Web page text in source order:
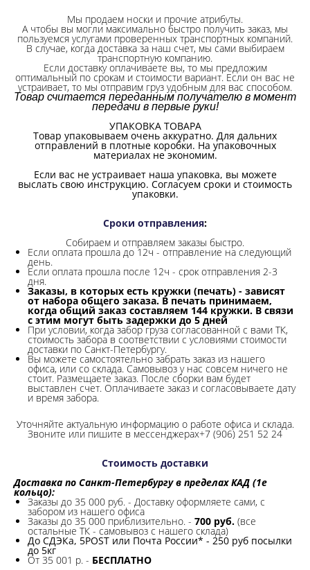
Мы продаем носки и прочие атрибуты.
А чтобы вы могли максимально быстро получить заказ, мы
пользуемся услугами проверенных транспортных компаний.
В случае, когда доставка за наш счет, мы сами выбираем
транспортную компанию.
Если доставку оплачиваете вы, то мы предложим
оптимальный по срокам и стоимости вариант. Если он вас не
устраивает, то мы отправим груз удобным для вас способом.
Товар считается переданным получателю в момент
передачи в первые руки!
УПАКОВКА ТОВАРА
Товар упаковываем очень аккуратно. Для дальних
отправлений в плотные коробки. На упаковочных
материалах не экономим.
Если вас не устраивает наша упаковка, вы можете
выслать свою инструкцию. Согласуем сроки и стоимость
упаковки.
Сроки отправления:
Собираем и отправляем заказы быстро.
Если оплата прошла до 12ч - отправление на следующий
день.
Если оплата прошла после 12ч - срок отправления 2-3
дня.
Заказы, в которых есть кружки (печать) - зависят
от набора общего заказа. В печать принимаем,
когда общий заказ составляем 144 кружки. В связи
с этим могут быть задержки до 5 дней
При условии, когда забор груза согласованной с вами ТК,
стоимость забора в соответствии с условиями стоимости
доставки по Санкт-Петербургу.
Вы можете самостоятельно забрать заказ из нашего
офиса, или со склада. Самовывоз у нас совсем ничего не
стоит. Размещаете заказ. После сборки вам будет
выставлен счет. Оплачиваете заказ и согласовываете дату
и время забора.
Уточняйте актуальную информацию о работе офиса и склада.
Звоните или пишите в мессенджерах+7 (906) 251 52 24
Стоимость доставки
Доставка по Санкт-Петербургу в пределах КАД (1е
кольцо):
Заказы до 35 000 руб. - Доставку оформляете сами, с
забором из нашего офиса
Заказы до 35 000 приблизительно. - 700 руб. (все
остальные ТК - самовывоз с нашего склада)
До СДЭКа, 5POST или Почта России* - 250 руб посылки
до 5кг
От 35 001 р. - БЕСПЛАТНО